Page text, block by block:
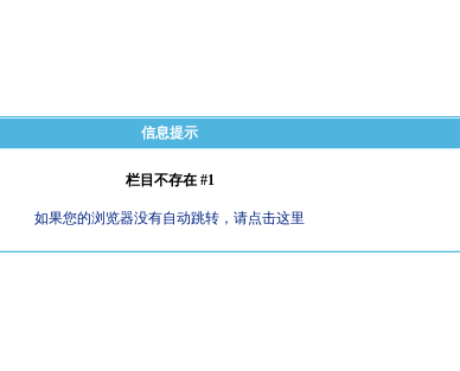
信息提示
栏目不存在 #1
如果您的浏览器没有自动跳转，请点击这里